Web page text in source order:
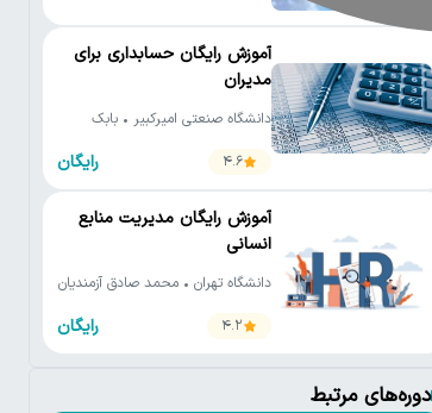
آموزش رایگان حسابداری برای
مدیران
دانشگاه صنعتی امیرکبیر • بابک
4.6
رایگان
آموزش رایگان مدیریت منابع
انسانی
دانشگاه تهران • محمد صادق آزمندیان
4.2
رایگان
دوره‌های مرتبط